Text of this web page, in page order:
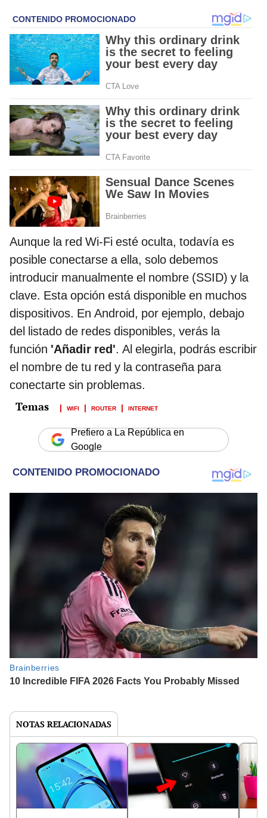
Aunque la red Wi-Fi esté oculta, todavía es
posible conectarse a ella, solo debemos
introducir manualmente el nombre (SSID) y la
clave. Esta opción está disponible en muchos
dispositivos. En Android, por ejemplo, debajo
del listado de redes disponibles, verás la
función 'Añadir red'. Al elegirla, podrás escribir
el nombre de tu red y la contraseña para
conectarte sin problemas.
WIFI ROUTER INTERNET
Prefiero a La República en
Google
NOTAS RELACIONADAS